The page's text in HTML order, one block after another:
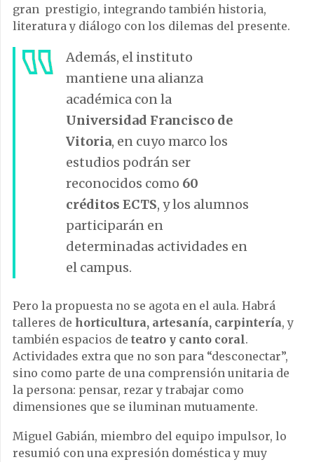
gran prestigio, integrando también historia,
literatura y diálogo con los dilemas del presente.
Además, el instituto
mantiene una alianza
académica con la
Universidad Francisco de
Vitoria, en cuyo marco los
estudios podrán ser
reconocidos como 60
créditos ECTS, y los alumnos
participarán en
determinadas actividades en
el campus.
Pero la propuesta no se agota en el aula. Habrá
talleres de horticultura, artesanía, carpintería, y
también espacios de teatro y canto coral.
Actividades extra que no son para “desconectar”,
sino como parte de una comprensión unitaria de
la persona: pensar, rezar y trabajar como
dimensiones que se iluminan mutuamente.
Miguel Gabián, miembro del equipo impulsor, lo
resumió con una expresión doméstica y muy